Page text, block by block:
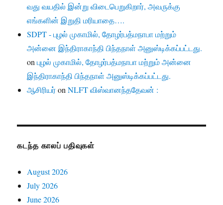
வது வயதில் இன்று விடைபெறுகிறார், அவருக்கு
எங்களின் இறுதி மரியாதை….
SDPT - புழல் முகாமில், தோழர்பத்மநாபா மற்றும்
அன்னை இந்திராகாந்தி பிந்தநாள் அனுஸ்டிக்கப்பட்டது.
onபுழல் முகாமில், தோழர்பத்மநாபா மற்றும் அன்னை
இந்திராகாந்தி பிந்தநாள் அனுஸ்டிக்கப்பட்டது.
ஆசிரியர்onNLFT விஸ்வானந்ததேவன் :
கடந்த காலப் பதிவுகள்
August 2026
July 2026
June 2026